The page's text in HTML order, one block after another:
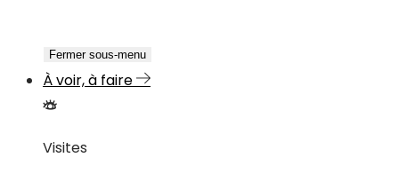
Fermer sous-menu
À voir, à faire
Visites